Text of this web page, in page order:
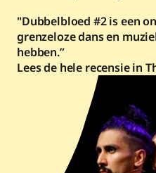
"Dubbelbloed #2 is een
grenzeloze dans en
hebben.”
Lees de hele recensie in